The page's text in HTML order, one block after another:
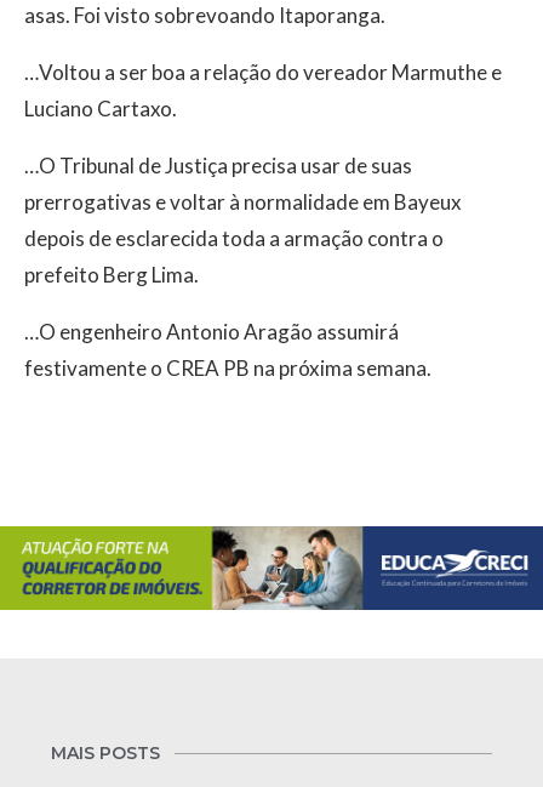
asas. Foi visto sobrevoando Itaporanga.
…Voltou a ser boa a relação do vereador Marmuthe e
Luciano Cartaxo.
…O Tribunal de Justiça precisa usar de suas
prerrogativas e voltar à normalidade em Bayeux
depois de esclarecida toda a armação contra o
prefeito Berg Lima.
…O engenheiro Antonio Aragão assumirá
festivamente o CREA PB na próxima semana.
MAIS POSTS